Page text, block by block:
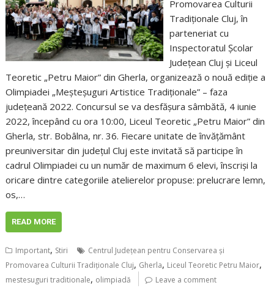
Promovarea Culturii
Tradiţionale Cluj, în
parteneriat cu
Inspectoratul Şcolar
Judeţean Cluj și Liceul
Teoretic „Petru Maior” din Gherla, organizează o nouă ediţie a
Olimpiadei „Meşteşuguri Artistice Tradiţionale” – faza
judeţeană 2022. Concursul se va desfăşura sâmbătă, 4 iunie
2022, începând cu ora 10:00, Liceul Teoretic „Petru Maior” din
Gherla, str. Bobâlna, nr. 36. Fiecare unitate de învățământ
preuniversitar din județul Cluj este invitată să participe în
cadrul Olimpiadei cu un număr de maximum 6 elevi, înscrişi la
oricare dintre categoriile atelierelor propuse: prelucrare lemn,
os,…
READ MORE
Important, Stiri
Centrul Județean pentru Conservarea și
Promovarea Culturii Tradiționale Cluj, Gherla, Liceul Teoretic Petru Maior,
mestesuguri traditionale, olimpiadă Leave a comment